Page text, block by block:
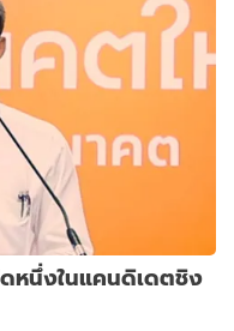
หนึ่งในแคนดิเดตชิง